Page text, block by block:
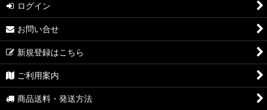
ログイン
お問い合せ
新規登録はこちら
ご利用案内
商品送料・発送方法